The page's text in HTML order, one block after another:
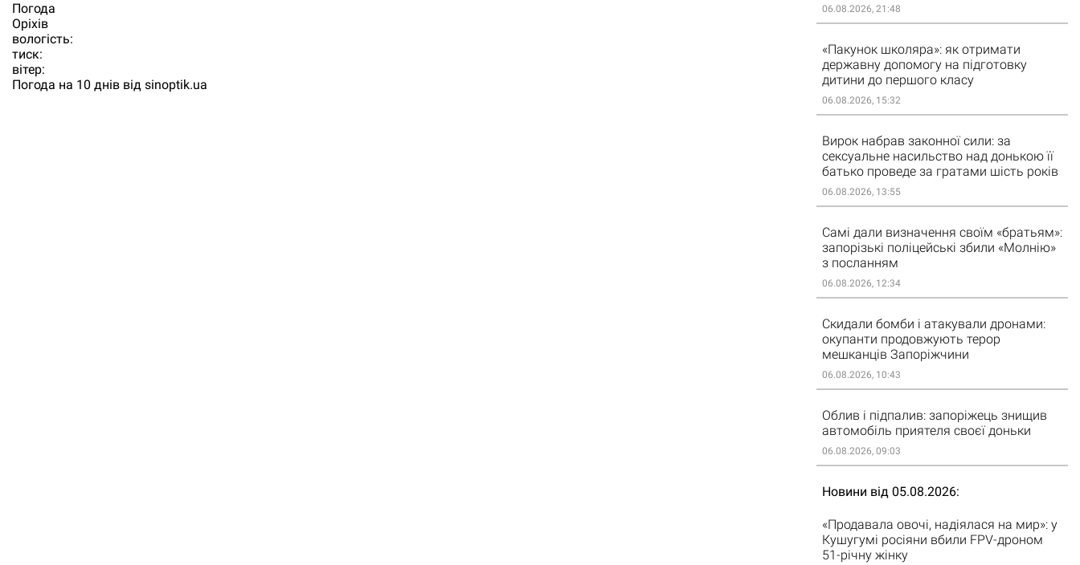
Погода
Орiхiв
вологість:
тиск:
вітер:
Погода на 10 днів від sinoptik.ua
06.08.2026, 21:48
«Пакунок школяра»: як отримати
державну допомогу на підготовку
дитини до першого класу
06.08.2026, 15:32
Вирок набрав законної сили: за
сексуальне насильство над донькою її
батько проведе за гратами шість років
06.08.2026, 13:55
Самі дали визначення своїм «братьям»:
запорізькі поліцейські збили «Молнію»
з посланням
06.08.2026, 12:34
Скидали бомби і атакували дронами:
окупанти продовжують терор
мешканців Запоріжчини
06.08.2026, 10:43
Облив і підпалив: запоріжець знищив
автомобіль приятеля своєї доньки
06.08.2026, 09:03
Новини від 05.08.2026
«Продавала овочі, надіялася на мир»: у
Кушугумі росіяни вбили FPV-дроном
51-річну жінку